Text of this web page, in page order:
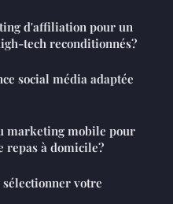
d'affiliation pour un
tech reconditionnés?
social média adaptée
marketing mobile pour
repas à domicile?
votre